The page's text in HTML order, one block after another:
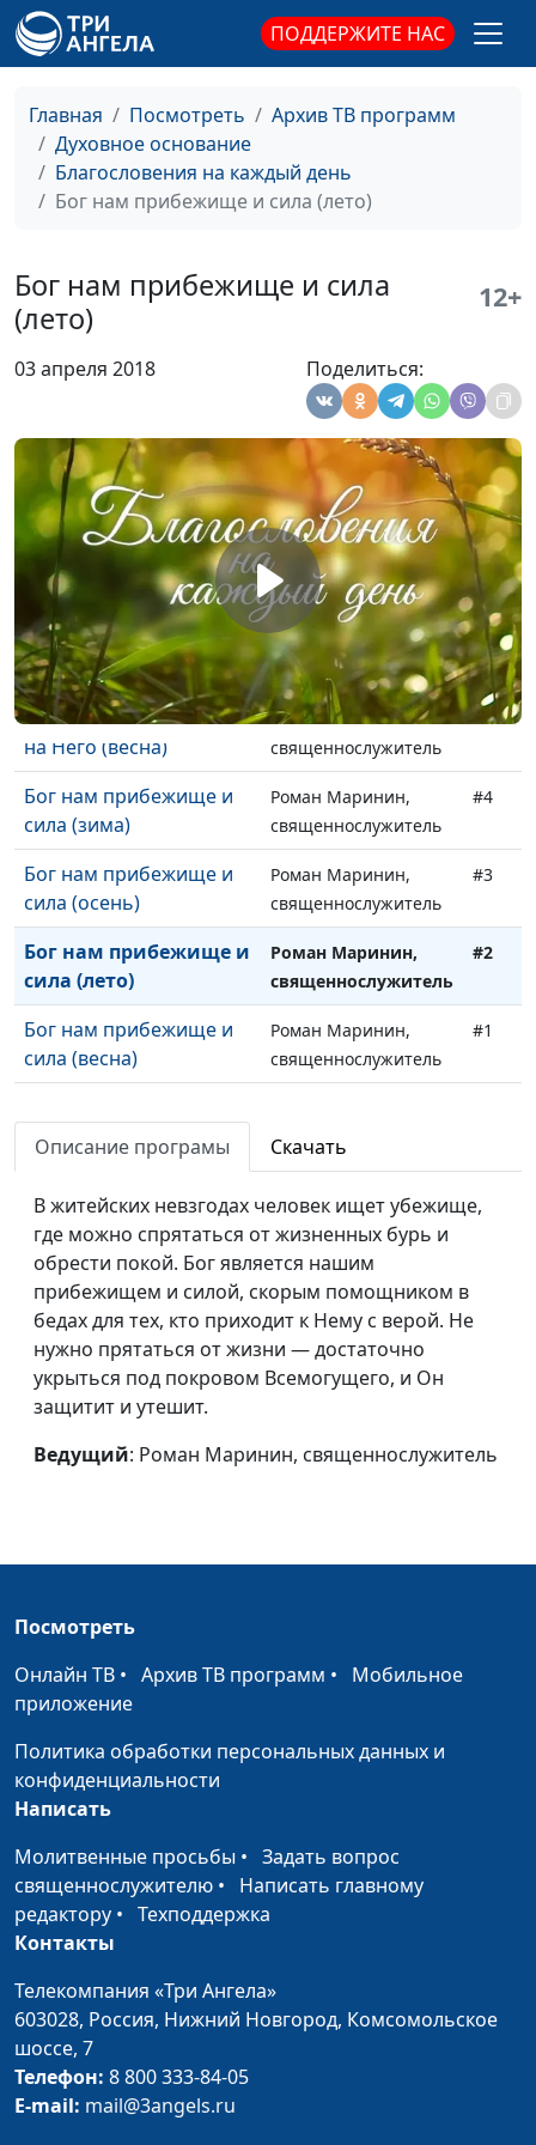
ПОДДЕРЖИТЕ НАС
Главная Посмотреть
Архив ТВ программ
Духовное основание
Благословения на каждый день
Бог нам прибежище и сила (лето)
Бог нам прибежище и сила
(лето)
12+
03 апреля 2018 Поделиться:
обижающих вас (весна)
Не попустит вам быть
сил (зима)
Не попустит вам быть
искушаемыми сверх
Роман Маринин,
священнослужитель
Не попустит вам быть
искушаемыми сверх
сил (лето)
священнослужитель
Не попустит вам быть
сил (весна)
Роман Маринин,
священнослужитель
#9
Все заботы возложите
на Него (зима)
Роман Маринин,
священнослужитель
#8
Все заботы возложите
на Него (осень)
Роман Маринин,
священнослужитель
#7
Все заботы возложите
на Него (лето)
Роман Маринин,
священнослужитель
#6
Все заботы возложите
на Него (весна)
Роман Маринин,
священнослужитель
#5
Бог нам прибежище и
сила (зима)
Роман Маринин,
священнослужитель
#4
Бог нам прибежище и
сила (осень)
Роман Маринин,
священнослужитель
#3
Бог нам прибежище и
сила (лето)
Роман Маринин,
священнослужитель
#2
Бог нам прибежище и
сила (весна)
Роман Маринин,
священнослужитель
#1
Описание програмы Скачать
В житейских невзгодах человек ищет убежище,
где можно спрятаться от жизненных бурь и
обрести покой. Бог является нашим
прибежищем и силой, скорым помощником в
бедах для тех, кто приходит к Нему с верой. Не
нужно прятаться от жизни — достаточно
укрыться под покровом Всемогущего, и Он
защитит и утешит.
Ведущий: Роман Маринин, священнослужитель
Посмотреть
Онлайн ТВ • Архив ТВ программ • Мобильное
приложение
Политика обработки персональных данных и
конфиденциальности
Написать
Молитвенные просьбы • Задать вопрос
священнослужителю • Написать главному
редактору • Техподдержка
Контакты
Телекомпания «Три Ангела»
603028, Россия, Нижний Новгород, Комсомольское
шоссе, 7
Телефон: 8 800 333-84-05
E-mail: mail@3angels.ru